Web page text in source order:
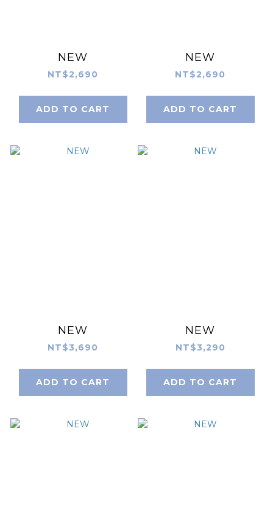
NEW
NT$2,690
ADD TO CART
NEW
NT$2,690
ADD TO CART
NEW
NT$3,690
ADD TO CART
NEW
NT$3,290
ADD TO CART